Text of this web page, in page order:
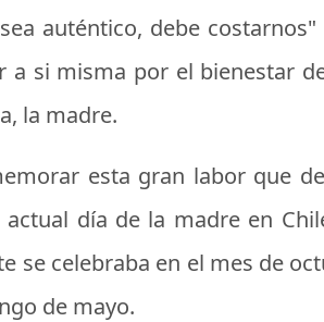
auténtico, debe
si misma por el bienestar
la madre.
esta gran labor que
día de la madre en
celebraba en el mes de
de mayo.